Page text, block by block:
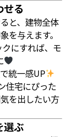
せる
と、建物全体
を与えます。
にすれば、モ
統一感UP
住宅にぴった
を出したい方
選ぶ